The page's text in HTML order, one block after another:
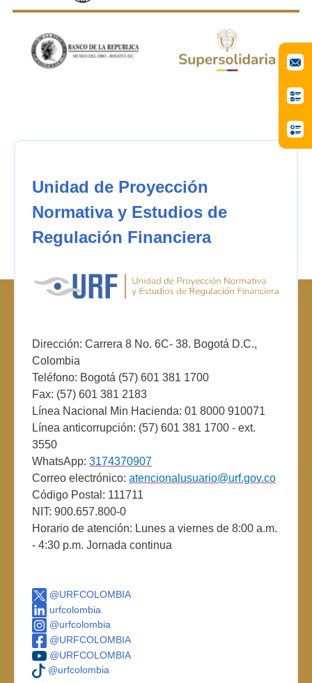
Unidad de Proyección
Normativa y Estudios de
Regulación Financiera
Dirección: Carrera 8 No. 6C- 38. Bogotá D.C.,
Colombia
Teléfono: Bogotá (57) 601 381 1700
Fax: (57) 601 381 2183
Línea Nacional Min Hacienda: 01 8000 910071
Línea anticorrupción: (57) 601 381 1700 - ext.
3550
WhatsApp: 3174370907
Correo electrónico: atencionalusuario@urf.gov.co
Código Postal: 111711
NIT: 900.657.800-0
Horario de atención: Lunes a viernes de 8:00 a.m.
- 4:30 p.m. Jornada continua
@URFCOLOMBIA
urfcolombia
@urfcolombia
@URFCOLOMBIA
@URFCOLOMBIA
@urfcolombia